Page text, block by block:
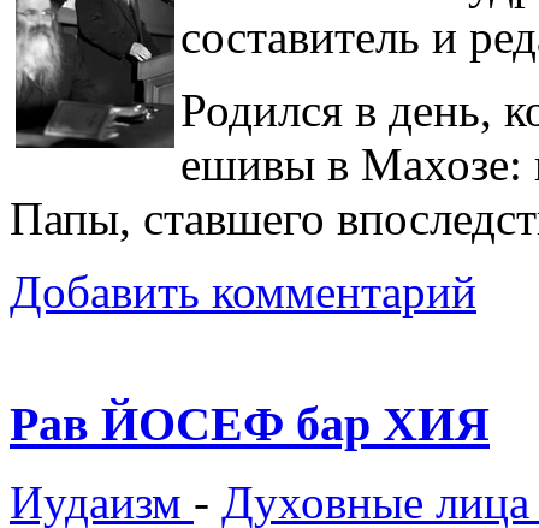
составитель и
Родился в день,
ешивы в Махозе:
Папы, ставшего
Добавить комментарий
Рав ЙОСЕФ бар ХИЯ
Иудаизм - Духовные